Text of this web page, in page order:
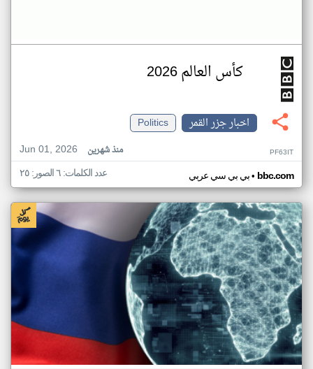
كأس العالم 2026
اخبار جزر القمر
Politics
Jun 01, 2026
منذ شهرين PF63IT
بي بي سي عربي• bbc.com عدد الكلمات: ٦ الصور: ٢٥